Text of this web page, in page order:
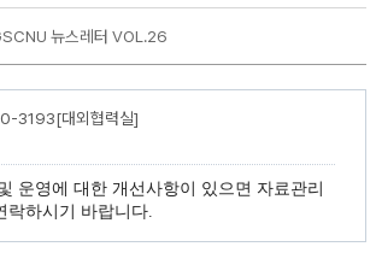
뉴스레터 VOL.26
3193[대외협력실]
운영에 대한 개선사항이 있으면 자료관리
락하시기 바랍니다.